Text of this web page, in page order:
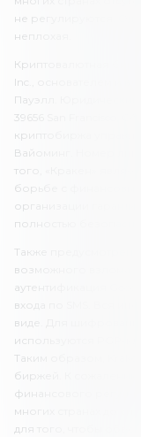
не регулируются.
неплохая.
Криптовалютная
Inc., основателем и
Пауэлл. Юридический
39656 San Francisco,
криптобиржа
Вайоминг. Номер
того, «Кракен»
борьбе с
организации
полностью
Также предусмотрен
возможного взлома.
аутентификация
входа по SMS. Вся
виде. Для
используются PGP-
Таким образом,
биржей. К сожалению,
финансового
многих странах до
для того, чтобы